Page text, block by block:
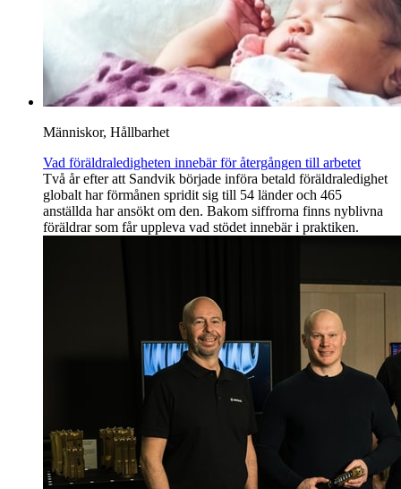
Människor, Hållbarhet
Vad föräldraledigheten innebär för återgången till arbetet
Två år efter att Sandvik började införa betald föräldraledighet
globalt har förmånen spridit sig till 54 länder och 465
anställda har ansökt om den. Bakom siffrorna finns nyblivna
föräldrar som får uppleva vad stödet innebär i praktiken.